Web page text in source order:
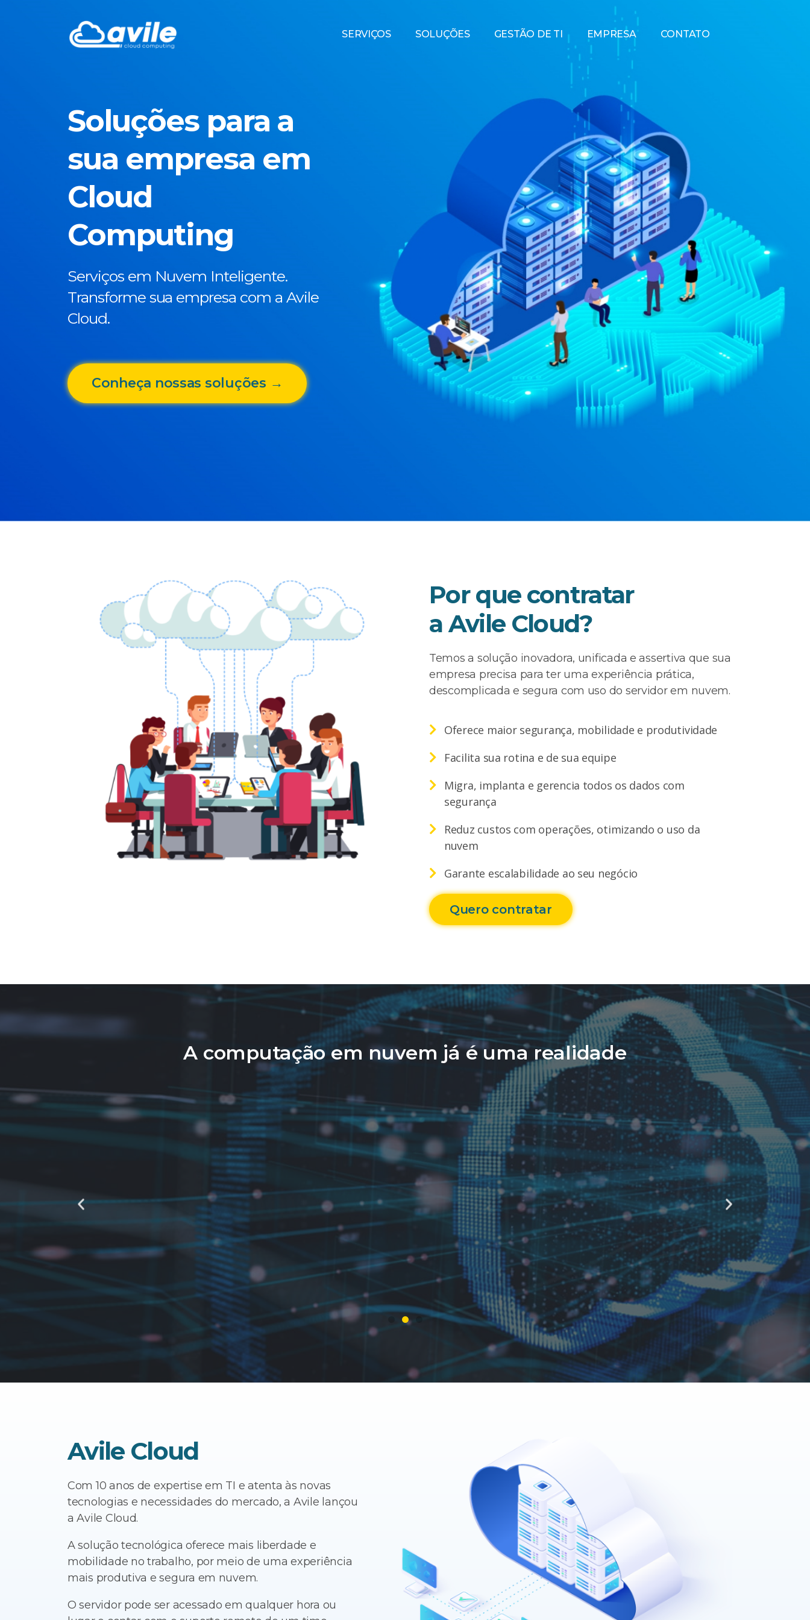
SERVIÇOS SOLUÇÕES GESTÃO DE TI EMPRESA CONTATO
Soluções para a
sua empresa em
Cloud
Computing
Serviços em Nuvem Inteligente.
Transforme sua empresa com a Avile
Cloud.
Conheça nossas soluções →
Por que contratar
a Avile Cloud?
Temos a solução inovadora, unificada e assertiva que sua
empresa precisa para ter uma experiência prática,
descomplicada e segura com uso do servidor em nuvem.
Oferece maior segurança, mobilidade e produtividade
Facilita sua rotina e de sua equipe
Migra, implanta e gerencia todos os dados com
segurança
Reduz custos com operações, otimizando o uso da
nuvem
Garante escalabilidade ao seu negócio
Quero contratar
A computação em nuvem já é uma realidade
"Uma pesquisa da Computer Economics mostra
que as organizações que transferiram a maioria
ou todos os seus sistemas para a nuvem tiveram
uma redução média de 15% nos gastos com
aquisição de novas tecnologias."
Antônio Brito, Infor LATAM
Avile Cloud
Com 10 anos de expertise em TI e atenta às novas
tecnologias e necessidades do mercado, a Avile lançou
a Avile Cloud.
A solução tecnológica oferece mais liberdade e
mobilidade no trabalho, por meio de uma experiência
mais produtiva e segura em nuvem.
O servidor pode ser acessado em qualquer hora ou